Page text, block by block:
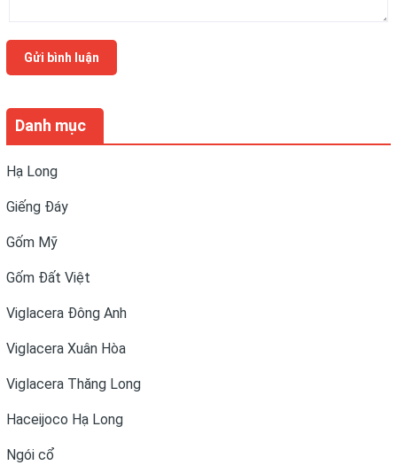
Danh mục
Hạ Long
Giếng Đáy
Gốm Mỹ
Gốm Đất Việt
Viglacera Đông Anh
Viglacera Xuân Hòa
Viglacera Thăng Long
Haceijoco Hạ Long
Ngói cổ
Gửi bình luận